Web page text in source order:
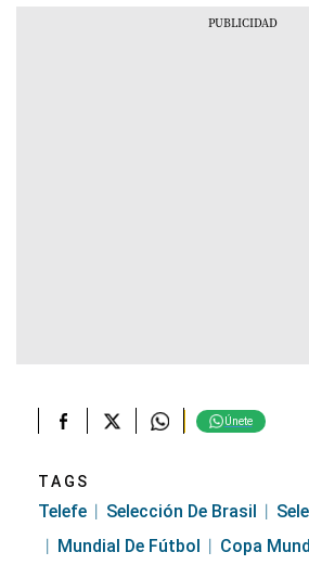
Únete
TAGS
Telefe Selección De Brasil
Mundial De Fútbol
Copa